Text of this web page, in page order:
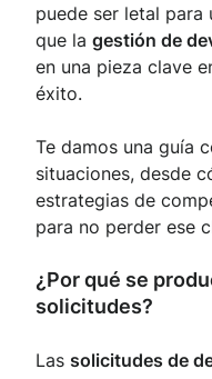
puede ser letal para
que la gestión de
en una pieza clave
éxito.
Te damos una guía
situaciones, desde
estrategias de
para no perder ese
¿Por qué se
solicitudes?
Las solicitudes de